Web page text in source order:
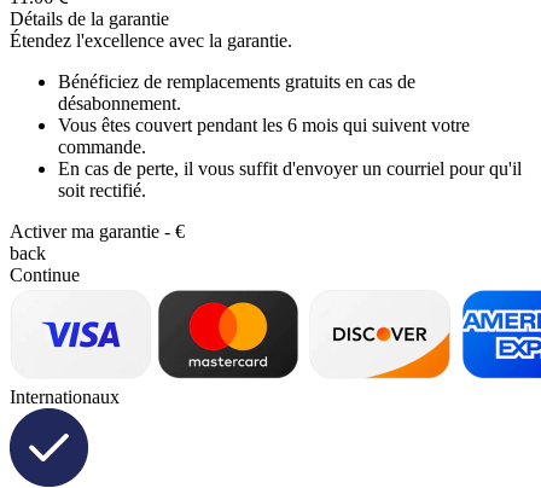
Détails de la garantie
Étendez l'excellence avec la garantie.
Bénéficiez de remplacements gratuits en cas de
désabonnement.
Vous êtes couvert pendant les 6 mois qui suivent votre
commande.
En cas de perte, il vous suffit d'envoyer un courriel pour qu'il
soit rectifié.
Activer ma garantie - €
back
Continue
Internationaux